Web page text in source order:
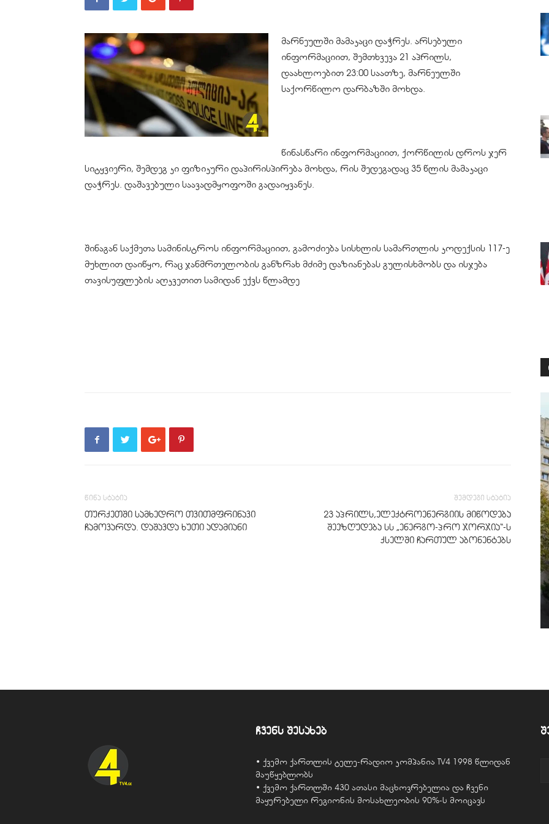
მარნეულში მამაკაცი დაჭრეს. არსებული
ინფორმაციით, შემთხვევა 21 აპრილს,
დაახლოებით 23:00 საათზე, მარნეულში
საქორწილო დარბაზში მოხდა.
წინასწარი ინფორმაციით, ქორწილის დროს ჯერ
სიტყვიერი, შემდეგ კი ფიზიკური დაპირისპირება მოხდა, რის შედეგადაც 35 წლის მამაკაცი
დაჭრეს. დაშავებული საავადმყოფოში გადაიყვანეს.
შინაგან საქმეთა სამინისტროს ინფორმაციით, გამოძიება სისხლის სამართლის კოდექსის 117-ე
მუხლით დაიწყო, რაც ჯანმრთელობის განზრახ მძიმე დაზიანებას გულისხმობს და ისჯება
თავისუფლების აღკვეთით სამიდან ექვს წლამდე
წინა სტატია
თურქეთში სამხედრო თვითმფრინავი
ჩამოვარდა. დაშავდა ხუთი ადამიანი
შემდეგი სტატია
23 აპრილს,ელექტროენერგიის მიწოდება
შეეზღუდება სს „ენერგო-პრო ჯორჯია“-ს
ქსელში ჩართულ აბონენტებს
ჩვენს შესახებ
• ქვემო ქართლის ტელე-რადიო კომპანია TV4 1998 წლიდან
მაუწყებლობს
• ქვემო ქართლში 430 ათასი მაცხოვრებელია და ჩვენი
მაყურებელი რეგიონის მოსახლეობის 90%-ს მოიცავს